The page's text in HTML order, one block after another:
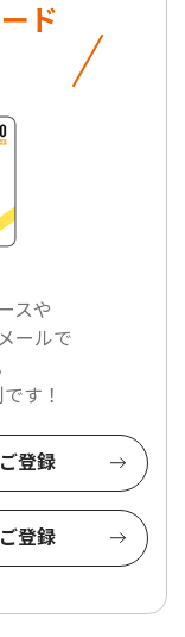
ド
スや
ールで
す！
登録
登録